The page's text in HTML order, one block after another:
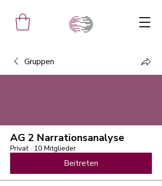
Gruppen
AG 2 Narrationsanalyse
Privat · 10 Mitglieder
Beitreten